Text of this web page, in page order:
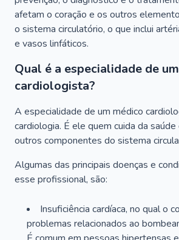
afetam o coração e os outros
o sistema circulatório, o que inclui
e vasos linfáticos.
Qual é a especialidade de
cardiologista?
A especialidade de um médico
cardiologia. É ele quem cuida da
outros componentes do sistema
Algumas das principais doenças e
esse profissional, são:
Insuficiência cardíaca, no qual o
problemas relacionados ao